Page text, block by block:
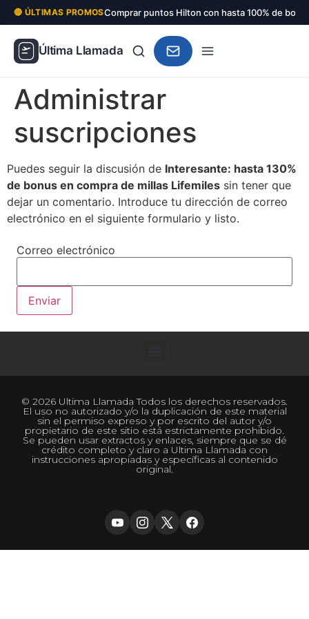
🔴 ÚLTIMAS PROMOSComprar puntos Hilton con hasta 100% de
Última Llamada
Administrar
suscripciones
Puedes seguir la discusión de Interesante: hasta 130%
de bonus en compra de millas Lifemiles sin tener que
dejar un comentario. Introduce tu dirección de correo
electrónico en el siguiente formulario y listo.
Correo electrónico
© 2026 Ultima Llamada Todos los derechos reservados.
El uso no autorizado y/o la duplicación de este material
sin el permiso expreso y por escrito del autor y/o
propietario de este sitio está estrictamente prohibido.
Se pueden usar extractos y enlaces, siempre que se dé
crédito completo y claro a Ultima Llamada con
instrucciones apropiadas y específicas al contenido
original.